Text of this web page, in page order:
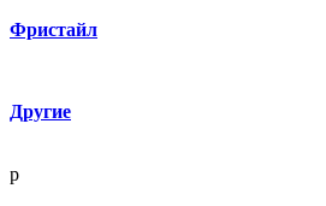
Фристайл
Другие
p